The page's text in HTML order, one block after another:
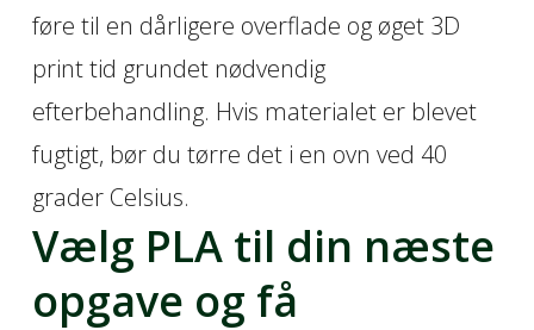
føre til en dårligere overflade og øget 3D
print tid grundet nødvendig
efterbehandling. Hvis materialet er blevet
fugtigt, bør du tørre det i en ovn ved 40
grader Celsius.
Vælg PLA til din næste
opgave og få